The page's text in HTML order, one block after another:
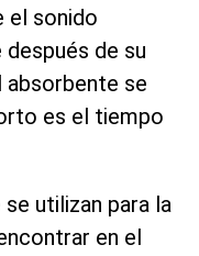
el sonido
de su
absorbente se
es el tiempo
utilizan para la
en el